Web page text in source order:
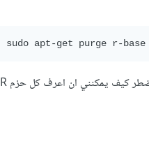
و هل بهذه الطريقة سوف يقوم بنفس أداء الوظيفة و ان كانت الاجابة بنعم أنني مضطر كيف يمكنني ان اعرف كل حزم R